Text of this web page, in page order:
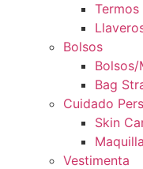
Bolsos
Bolsos/
Bag
Cuidado
Skin
Vestimenta